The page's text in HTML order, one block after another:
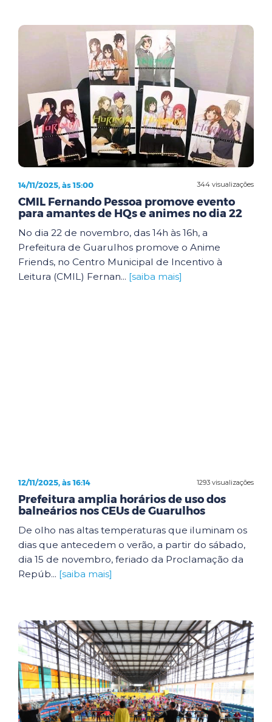
344 visualizações
14/11/2025, às 15:00
CMIL Fernando Pessoa promove evento
para amantes de HQs e animes no dia 22
No dia 22 de novembro, das 14h às 16h, a
Prefeitura de Guarulhos promove o Anime
Friends, no Centro Municipal de Incentivo à
Leitura (CMIL) Fernan... [saiba mais]
1293 visualizações
12/11/2025, às 16:14
Prefeitura amplia horários de uso dos
balneários nos CEUs de Guarulhos
De olho nas altas temperaturas que iluminam os
dias que antecedem o verão, a partir do sábado,
dia 15 de novembro, feriado da Proclamação da
Repúb... [saiba mais]